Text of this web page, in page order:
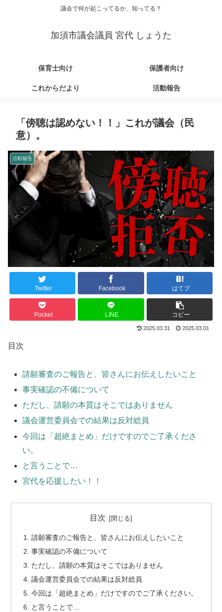
議会で何が起こってるか、知ってる？
加須市議会議員 宮代 しょうた
保育士向け 保護者向け
これからだより 活動報告
「傍聴は認めない！！」これが議会（民
意）。
活動報告
Twitter Facebook はてブ
Pocket LINE コピー
2025.03.31 2025.03.01
目次
請願審査のご報告と、皆さんにお伝えしたいこと
事実確認の不備について
ただし、請願の本質はそこではありません
議会運営委員会での結果は反対総員
今回は「超絶まとめ」だけですのでご了承くださ
い。
と言うことで…
宮代を応援したい！！
目次
請願審査のご報告と、皆さんにお伝えしたいこと
事実確認の不備について
ただし、請願の本質はそこではありません
議会運営委員会での結果は反対総員
今回は「超絶まとめ」だけですのでご了承ください。
と言うことで…